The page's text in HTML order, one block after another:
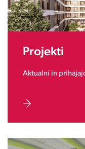
Projekti
Aktualni in